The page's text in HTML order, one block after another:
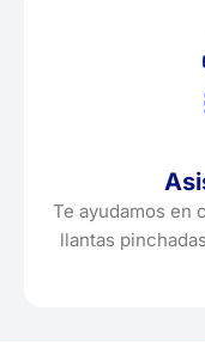
Te ayudamos en
llantas